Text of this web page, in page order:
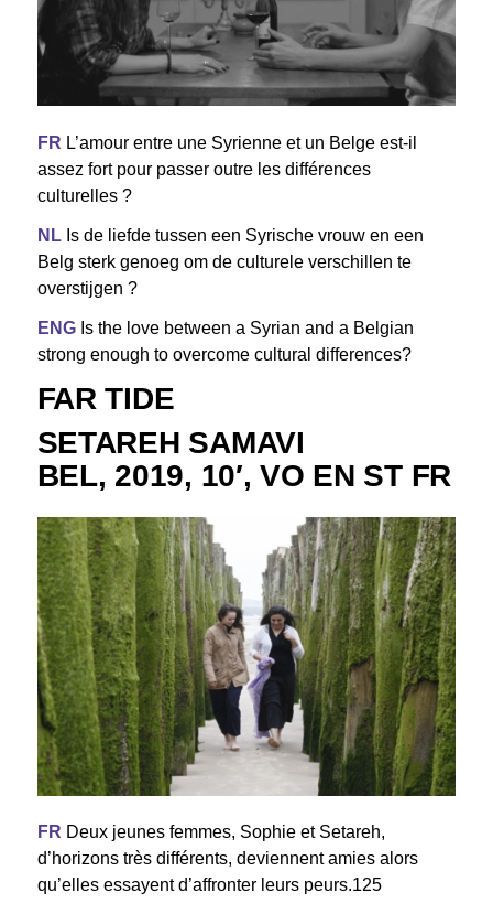
FR L’amour entre une Syrienne et un Belge est-il
assez fort pour passer outre les différences
culturelles ?
NL Is de liefde tussen een Syrische vrouw en een
Belg sterk genoeg om de culturele verschillen te
overstijgen ?
ENG Is the love between a Syrian and a Belgian
strong enough to overcome cultural differences?
FAR TIDE
SETAREH SAMAVI
BEL, 2019, 10′, VO EN ST FR
FR Deux jeunes femmes, Sophie et Setareh,
d’horizons très différents, deviennent amies alors
qu’elles essayent d’affronter leurs peurs.125